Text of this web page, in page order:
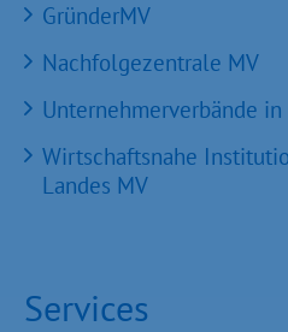
GründerMV
Nachfolgezentrale MV
Unternehmerverbände in
Wirtschaftsnahe
Landes MV
Services